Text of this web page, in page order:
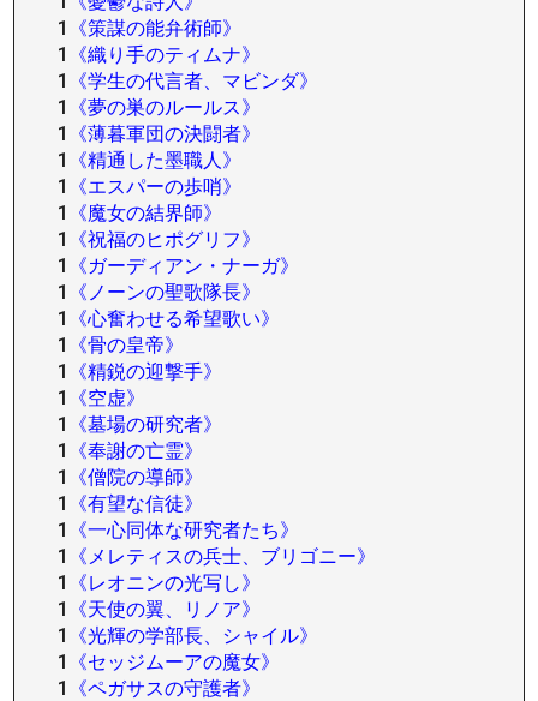
1
《策謀の能弁術師》
1
《織り手のティムナ》
1
《学生の代言者、マビンダ》
1
《夢の巣のルールス》
1
《薄暮軍団の決闘者》
1
《精通した墨職人》
1
《エスパーの歩哨》
1
《魔女の結界師》
1
《祝福のヒポグリフ》
1
《ガーディアン・ナーガ》
1
《ノーンの聖歌隊長》
1
《心奮わせる希望歌い》
1
《骨の皇帝》
1
《精鋭の迎撃手》
1
《空虚》
1
《墓場の研究者》
1
《奉謝の亡霊》
1
《僧院の導師》
1
《有望な信徒》
1
《一心同体な研究者たち》
1
《メレティスの兵士、ブリゴニー》
1
《レオニンの光写し》
1
《天使の翼、リノア》
1
《光輝の学部長、シャイル》
1
《セッジムーアの魔女》
1
《ペガサスの守護者》